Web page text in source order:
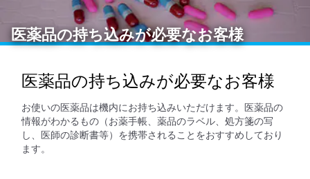
医薬品の持ち込みが必要なお客様
医薬品の持ち込みが必要なお客様
お使いの医薬品は機内にお持ち込みいただけます。医薬品の
情報がわかるもの（お薬手帳、薬品のラベル、処方箋の写
し、医師の診断書等）を携帯されることをおすすめしており
ます。